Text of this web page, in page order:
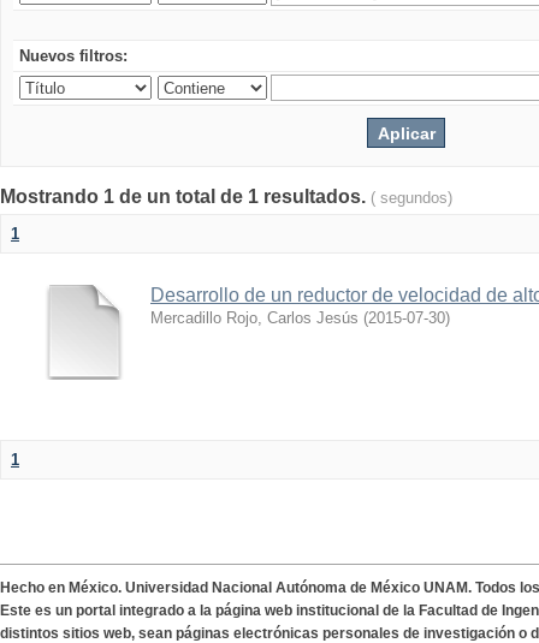
Nuevos filtros:
Mostrando 1 de un total de 1 resultados. ( segundos)
1
Desarrollo de un reductor de velocidad de
Mercadillo Rojo, Carlos Jesús (2015-07-30)
1
Hecho en México. Universidad Nacional Autónoma de México UNAM. Todos
Este es un portal integrado a la página web institucional de la Facultad de
distintos sitios web, sean páginas electrónicas personales de investigación o